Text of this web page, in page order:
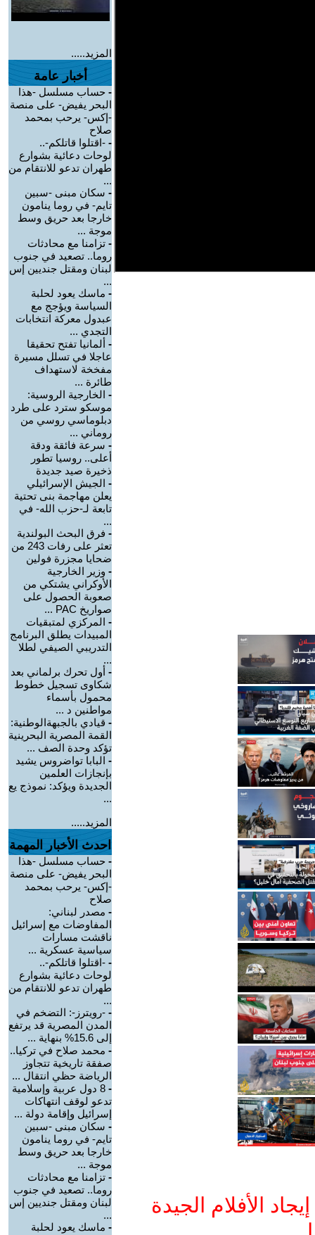
الأفلام الجيدة
المزيد.....
أخبار عامة
- حساب مسلسل -هذا
البحر يفيض- على منصة
-إكس- يرحب بمحمد
صلاح
- -اقتلوا قاتلكم-..
لوحات دعائية بشوارع
طهران تدعو للانتقام من
...
- سكان مبنى -سبين
تايم- في روما ينامون
خارجا بعد حريق وسط
موجة ...
- تزامنا مع محادثات
روما.. تصعيد في جنوب
لبنان ومقتل جنديين إس
...
- ماسك يعود لحلبة
السياسة ويؤجج مع
عبدول معركة انتخابات
التجدي ...
- ألمانيا تفتح تحقيقا
عاجلا في تسلل مسيرة
مفخخة لاستهداف
طائرة ...
- الخارجية الروسية:
موسكو سترد على طرد
دبلوماسي روسي من
روماني ...
- سرعة فائقة ودقة
أعلى.. روسيا تطور
ذخيرة صيد جديدة
- الجيش الإسرائيلي
يعلن مهاجمة بنى تحتية
تابعة لـ-حزب الله- في
...
- فرق البحث البولندية
تعثر على رفات 243 من
ضحايا مجزرة فولين
- وزير الخارجية
الأوكراني يشتكي من
صعوبة الحصول على
صواريخ PAC ...
- المركزي لمتبقيات
المبيدات يطلق البرنامج
التدريبي الصيفي لطلا
...
- أول تحرك برلماني بعد
شكاوى تسجيل خطوط
محمول بأسماء
مواطنين د ...
- قيادي بالجبهةالوطنية:
القمة المصرية البحرينية
تؤكد وحدة الصف ...
- البابا تواضروس يشيد
بإنجازات العلمين
الجديدة ويؤكد: نموذج يع
...
المزيد.....
احدث الأخبار المهمة
- حساب مسلسل -هذا
البحر يفيض- على منصة
-إكس- يرحب بمحمد
صلاح
- مصدر لبناني:
المفاوضات مع إسرائيل
ناقشت مسارات
سياسية عسكرية ...
- -اقتلوا قاتلكم-..
لوحات دعائية بشوارع
طهران تدعو للانتقام من
...
- -رويترز-: التضخم في
المدن المصرية قد يرتفع
إلى 15.6% بنهاية ...
- محمد صلاح في تركيا..
صفقة تاريخية تتجاوز
الرياضة حظي انتقال ...
-
8 دول عربية وإسلامية
تدعو لوقف انتهاكات
إسرائيل وإقامة دولة ...
- سكان مبنى -سبين
تايم- في روما ينامون
خارجا بعد حريق وسط
موجة ...
- تزامنا مع محادثات
روما.. تصعيد في جنوب
لبنان ومقتل جنديين إس
...
- ماسك يعود لحلبة